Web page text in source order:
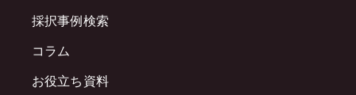
採択事例検索
コラム
お役立ち資料